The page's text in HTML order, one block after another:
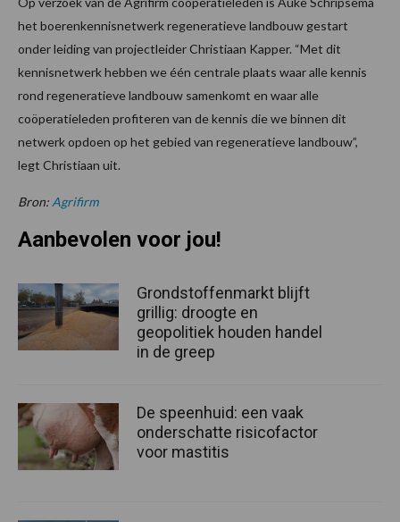
het boerenkennisnetwerk regeneratieve landbouw gestart
onder leiding van projectleider Christiaan Kapper. “Met dit
kennisnetwerk hebben we één centrale plaats waar alle kennis
rond regeneratieve landbouw samenkomt en waar alle
coöperatieleden profiteren van de kennis die we binnen dit
netwerk opdoen op het gebied van regeneratieve landbouw”,
legt Christiaan uit.
Bron: Agrifirm
Aanbevolen voor jou!
Grondstoffenmarkt blijft
grillig: droogte en
geopolitiek houden handel
in de greep
De speenhuid: een vaak
onderschatte risicofactor
voor mastitis